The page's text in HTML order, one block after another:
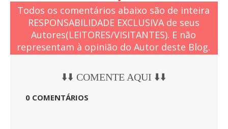
Todos os comentários abaixo são de inteira
RESPONSABILIDADE EXCLUSIVA de seus
Autores(LEITORES/VISITANTES). E não
representam à opinião do Autor deste Blog.
⬇️⬇️ COMENTE AQUI ⬇️⬇️
0 COMENTÁRIOS